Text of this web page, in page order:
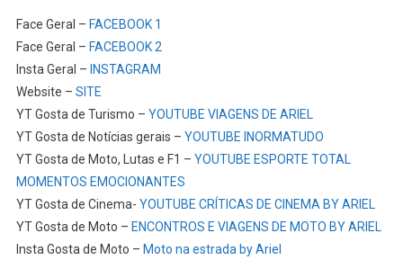
Face Geral – FACEBOOK 1
Face Geral – FACEBOOK 2
Insta Geral – INSTAGRAM
Website – SITE
YT Gosta de Turismo – YOUTUBE VIAGENS DE ARIEL
YT Gosta de Notícias gerais – YOUTUBE INORMATUDO
YT Gosta de Moto, Lutas e F1 – YOUTUBE ESPORTE TOTAL
MOMENTOS EMOCIONANTES
YT Gosta de Cinema- YOUTUBE CRÍTICAS DE CINEMA BY ARIEL
YT Gosta de Moto – ENCONTROS E VIAGENS DE MOTO BY ARIEL
Insta Gosta de Moto – Moto na estrada by Ariel